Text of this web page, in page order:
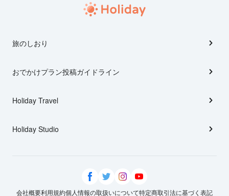
旅のしおり
おでかけプラン投稿ガイドライン
Holiday Travel
Holiday Studio
会社概要利用規約個人情報の取扱いについて特定商取引法に基づく表記